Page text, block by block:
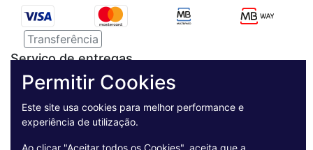
Transferência
Serviço de entregas
Pagamento Seguro
Permitir Cookies
Este site usa cookies para melhor performance e
experiência de utilização.
Ao clicar "Aceitar todos os Cookies", aceita que a